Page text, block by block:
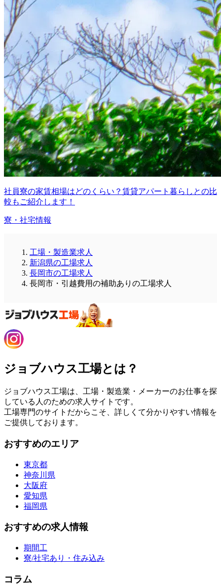
社員寮の家賃相場はどのくらい？賃貸アパート暮らしとの比
較もご紹介します！
寮・社宅情報
工場・製造業求人
新潟県の工場求人
長岡市の工場求人
長岡市・引越費用の補助ありの工場求人
ジョブハウス工場とは？
ジョブハウス工場は、工場・製造業・メーカーのお仕事を探
している人のための求人サイトです。
工場専門のサイトだからこそ、詳しくて分かりやすい情報を
ご提供しております。
おすすめのエリア
東京都
神奈川県
大阪府
愛知県
福岡県
おすすめの求人情報
期間工
寮/社宅あり・住み込み
コラム